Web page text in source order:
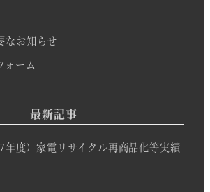
なお知らせ
ォーム
最新記事
年度）家電リサイクル再商品化等実績